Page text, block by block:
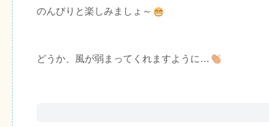
のんびりと楽しみましょ～
どうか、風が弱まってくれますように…